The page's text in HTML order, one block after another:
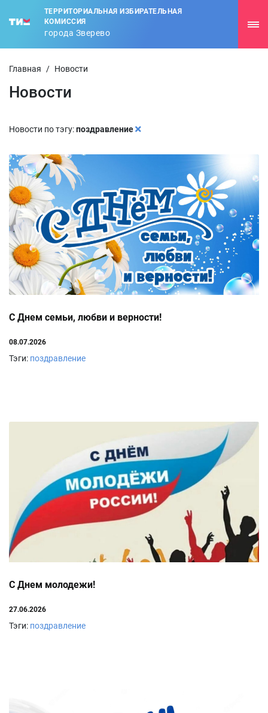
ТЕРРИТОРИАЛЬНАЯ ИЗБИРАТЕЛЬНАЯ
КОМИССИЯ
города Зверево
Главная / Новости
Новости
Новости по тэгу:поздравление
С Днем семьи, любви и верности!
08.07.2026
Тэги: поздравление
С Днем молодежи!
27.06.2026
Тэги: поздравление